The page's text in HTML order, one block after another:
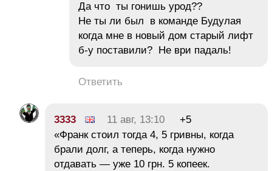
Да что ты гонишь урод??
Не ты ли был в команде Будулая
когда мне в новый дом старый лифт
б-у поставили? Не ври падаль!
Ответить
3333 11 авг, 13:10
+5
«Франк стоил тогда 4, 5 гривны, когда
брали долг, а теперь, когда нужно
отдавать — уже 10 грн. 5 копеек.